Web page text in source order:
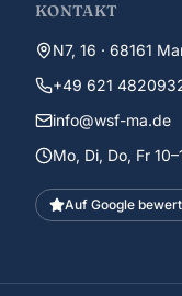
KONTAKT
N7, 16 · 68161
+49 621
info@wsf-ma.de
Mo, Di, Do, Fr
Auf Google